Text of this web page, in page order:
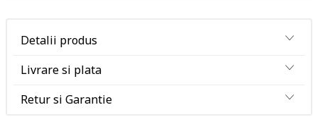
Detalii produs
Livrare si plata
Retur si Garantie